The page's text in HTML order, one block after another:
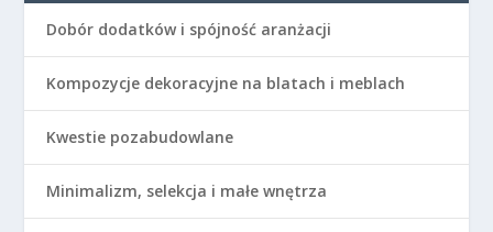
Dobór dodatków i spójność aranżacji
Kompozycje dekoracyjne na blatach i meblach
Kwestie pozabudowlane
Minimalizm, selekcja i małe wnętrza